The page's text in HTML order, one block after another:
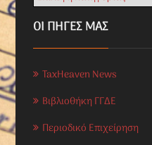
ΟΙ ΠΗΓΕΣ ΜΑΣ
TaxHeaven News
Βιβλιοθήκη ΓΓΔΕ
Περιοδικό Επιχείρηση